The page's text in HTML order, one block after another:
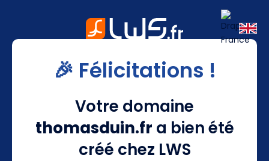
🎉 Félicitations !
Votre domaine
thomasduin.fr a bien été
créé chez LWS